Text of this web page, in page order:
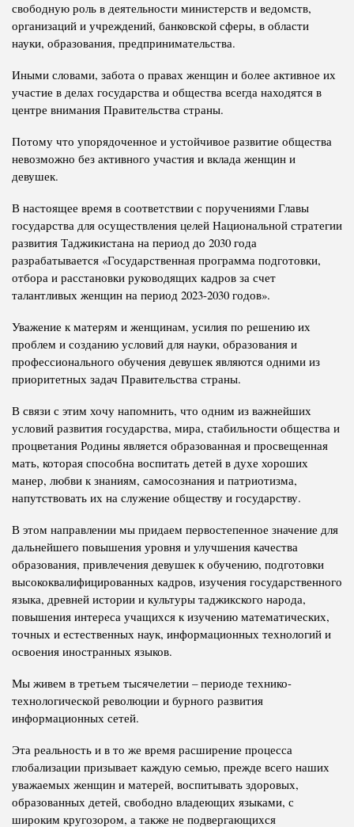
свободную роль в деятельности министерств и ведомств,
организаций и учреждений, банковской сферы, в области
науки, образования, предпринимательства.
Иными словами, забота о правах женщин и более активное их
участие в делах государства и общества всегда находятся в
центре внимания Правительства страны.
Потому что упорядоченное и устойчивое развитие общества
невозможно без активного участия и вклада женщин и
девушек.
В настоящее время в соответствии с поручениями Главы
государства для осуществления целей Национальной стратегии
развития Таджикистана на период до 2030 года
разрабатывается «Государственная программа подготовки,
отбора и расстановки руководящих кадров за счет
талантливых женщин на период 2023-2030 годов».
Уважение к матерям и женщинам, усилия по решению их
проблем и созданию условий для науки, образования и
профессионального обучения девушек являются одними из
приоритетных задач Правительства страны.
В связи с этим хочу напомнить, что одним из важнейших
условий развития государства, мира, стабильности общества и
процветания Родины является образованная и просвещенная
мать, которая способна воспитать детей в духе хороших
манер, любви к знаниям, самосознания и патриотизма,
напутствовать их на служение обществу и государству.
В этом направлении мы придаем первостепенное значение для
дальнейшего повышения уровня и улучшения качества
образования, привлечения девушек к обучению, подготовки
высококвалифицированных кадров, изучения государственного
языка, древней истории и культуры таджикского народа,
повышения интереса учащихся к изучению математических,
точных и естественных наук, информационных технологий и
освоения иностранных языков.
Мы живем в третьем тысячелетии – периоде технико-
технологической революции и бурного развития
информационных сетей.
Эта реальность и в то же время расширение процесса
глобализации призывает каждую семью, прежде всего наших
уважаемых женщин и матерей, воспитывать здоровых,
образованных детей, свободно владеющих языками, с
широким кругозором, а также не подвергающихся